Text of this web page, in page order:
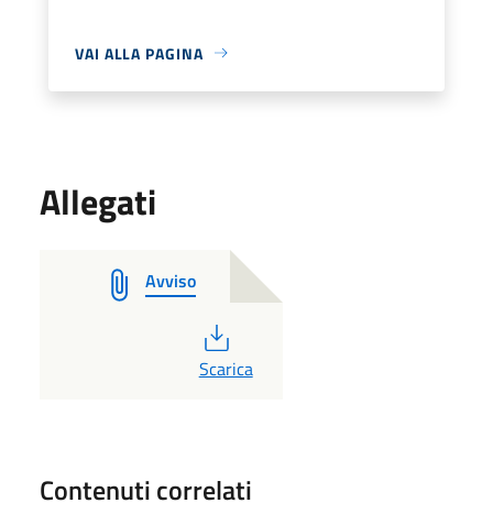
VAI ALLA PAGINA
Allegati
Avviso
PDF
Scarica
Contenuti correlati